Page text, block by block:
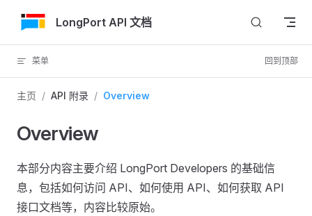
跳转到内容LongPort API 文档
菜单 回到顶部
主页 / API 附录 / Overview
Overview
本部分内容主要介绍 LongPort Developers 的基础信
息，包括如何访问 API、如何使用 API、如何获取 API
接口文档等，内容比较原始。